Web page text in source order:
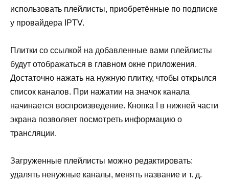
использовать плейлисты, приобретённые по подписке
у провайдера IPTV.
Плитки со ссылкой на добавленные вами плейлисты
будут отображаться в главном окне приложения.
Достаточно нажать на нужную плитку, чтобы открылся
список каналов. При нажатии на значок канала
начинается воспроизведение. Кнопка I в нижней части
экрана позволяет посмотреть информацию о
трансляции.
Загруженные плейлисты можно редактировать:
удалять ненужные каналы, менять название и т. д.